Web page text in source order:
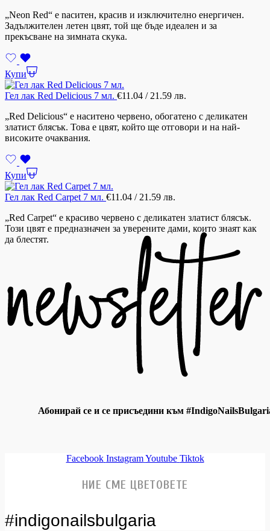
„Neon Red“ е nаситен, красив и изключително енергичен.
Задължителен летен цвят, той ще бъде идеален и за
прекъсване на зимната скука.
Купи
Гел лак Red Delicious 7 мл. €11.04 / 21.59 лв.
„Red Delicious“ е наситено червено, обогатено с деликатен
златист блясък. Това е цвят, който ще отговори и на най-
високите очаквания.
Купи
Гел лак Red Carpet 7 мл. €11.04 / 21.59 лв.
„Red Carpet“ е красиво червено с деликатен златист блясък.
Този цвят е предназначен за уверените дами, които знаят как
да блестят.
Абонирай се и се присъедини към
Facebook Instagram Youtube Tiktok
НИЕ СМЕ ЦВЕТОВЕТЕ
#indigonailsbulgaria